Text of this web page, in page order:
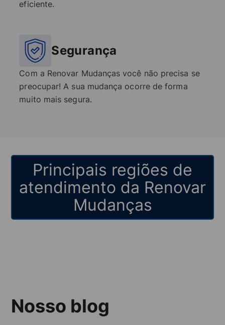
eficiente.
Segurança
Com a Renovar Mudanças você não precisa se
preocupar! A sua mudança ocorre de forma
muito mais segura.
Principais regiões de
atendimento da Renovar
Mudanças
Nosso blog